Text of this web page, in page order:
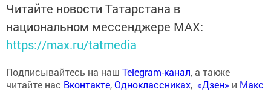
Читайте новости Татарстана в
национальном мессенджере MАХ:
https://max.ru/tatmedia
Подписывайтесь на наш Telegram-канал, а также
читайте нас Вконтакте,Одноклассниках, «Дзен» и Макс